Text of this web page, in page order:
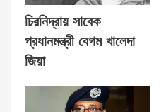
চিরনিদ্রায় সাবেক
প্রধানমন্ত্রী বেগম খালেদা
জিয়া